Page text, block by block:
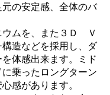
の安定感、全体のバ
ウムを、また３Ｄ Ｖ
造などを採用し、ダ
体感出来ます。ミド
乗ったロングターン
感があります。